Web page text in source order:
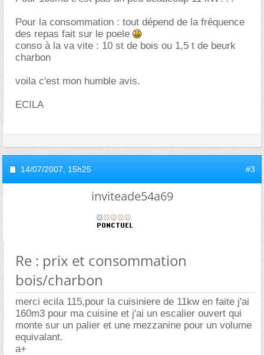
Pour la consommation : tout dépend de la fréquence
des repas fait sur le poele
conso à la va vite : 10 st de bois ou 1,5 t de beurk
charbon
voila c'est mon humble avis.
ECILA
14/07/2007, 15h25 #3
inviteade54a69
Re : prix et consommation
bois/charbon
merci ecila 115,pour la cuisiniere de 11kw en faite j'ai
160m3 pour ma cuisine et j'ai un escalier ouvert qui
monte sur un palier et une mezzanine pour un volume
equivalant.
a+